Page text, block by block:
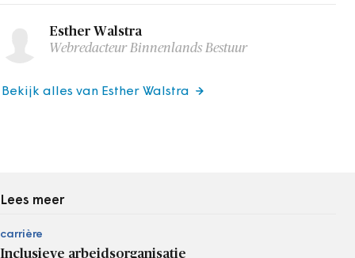
Esther Walstra
Webredacteur Binnenlands Bestuur
Bekijk alles van Esther Walstra
Lees meer
carrière
Inclusieve arbeidsorganisatie